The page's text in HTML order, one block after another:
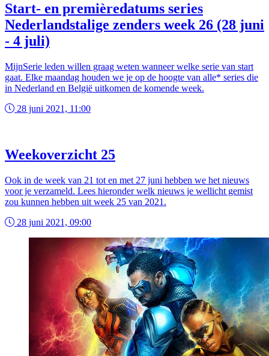
Start- en premièredatums series
Nederlandstalige zenders week 26 (28 juni
- 4 juli)
MijnSerie leden willen graag weten wanneer welke serie van start
gaat. Elke maandag houden we je op de hoogte van alle* series die
in Nederland en België uitkomen de komende week.
28 juni 2021, 11:00
Weekoverzicht 25
Ook in de week van 21 tot en met 27 juni hebben we het nieuws
voor je verzameld. Lees hieronder welk nieuws je wellicht gemist
zou kunnen hebben uit week 25 van 2021.
28 juni 2021, 09:00